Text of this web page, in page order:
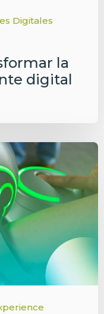
Digitales
la
digital